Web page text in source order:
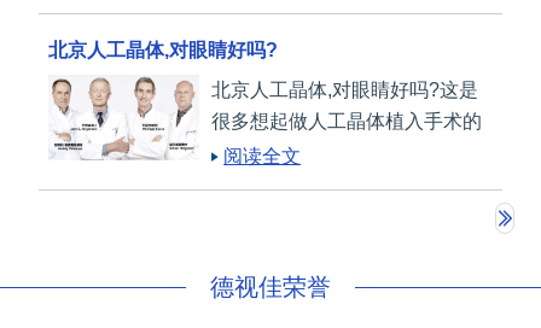
北京人工晶体,对眼睛好吗?
北京人工晶体,对眼睛好吗?这是
很多想起做人工晶体植入手术的
人都会提出的疑问。
阅读全文
德视佳荣誉